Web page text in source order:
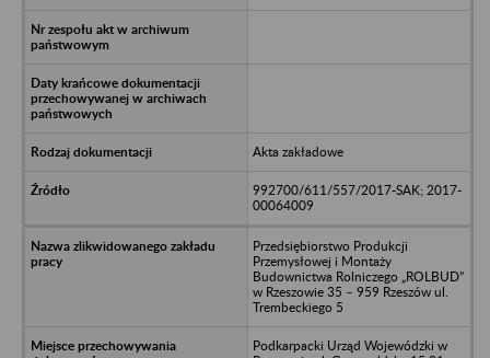
Akta zakładowe
992700/611/557/2017-SAK; 2017-
00064009
Przedsiębiorstwo Produkcji
Przemysłowej i Montaży
Budownictwa Rolniczego „ROLBUD”
w Rzeszowie 35 – 959 Rzeszów ul.
Trembeckiego 5
Podkarpacki Urząd Wojewódzki w